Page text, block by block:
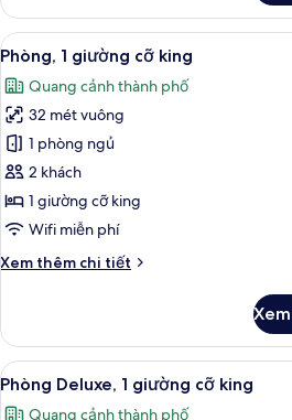
Phòng
Suite
Junior,
giường
cỡ
king
Xem
tất
cả
ảnh
Phòng,
1
giường
cỡ
12
Phòng, 1 giường cỡ king
Quang cảnh thành phố
32 mét vuông
1 phòng ngủ
2 khách
1 giường cỡ king
Wifi miễn phí
Xem thêm chi tiết
Chi
Phòng,
giường
Xem
tất
11
Phòng Deluxe, 1 giường cỡ king
Quang cảnh thành phố